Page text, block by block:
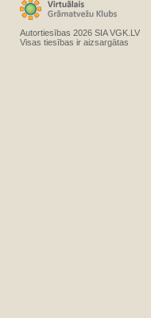
Autortiesības 2026 SIA VGK.LV
Visas tiesības ir aizsargātas